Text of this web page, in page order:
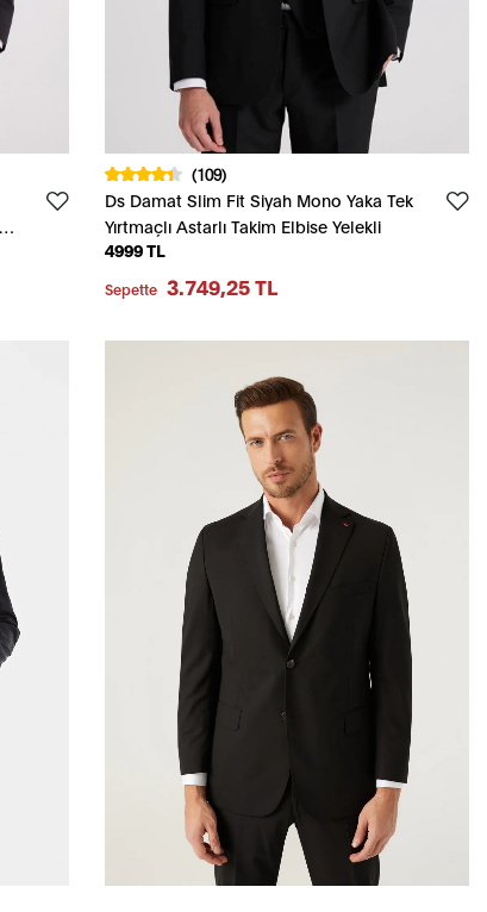
(109)
Ds Damat Slim Fit Siyah Mono Yaka Tek
Yırtmaçlı Astarlı Takim Elbise Yelekli
4999 TL
Sepette 3.749,25 TL